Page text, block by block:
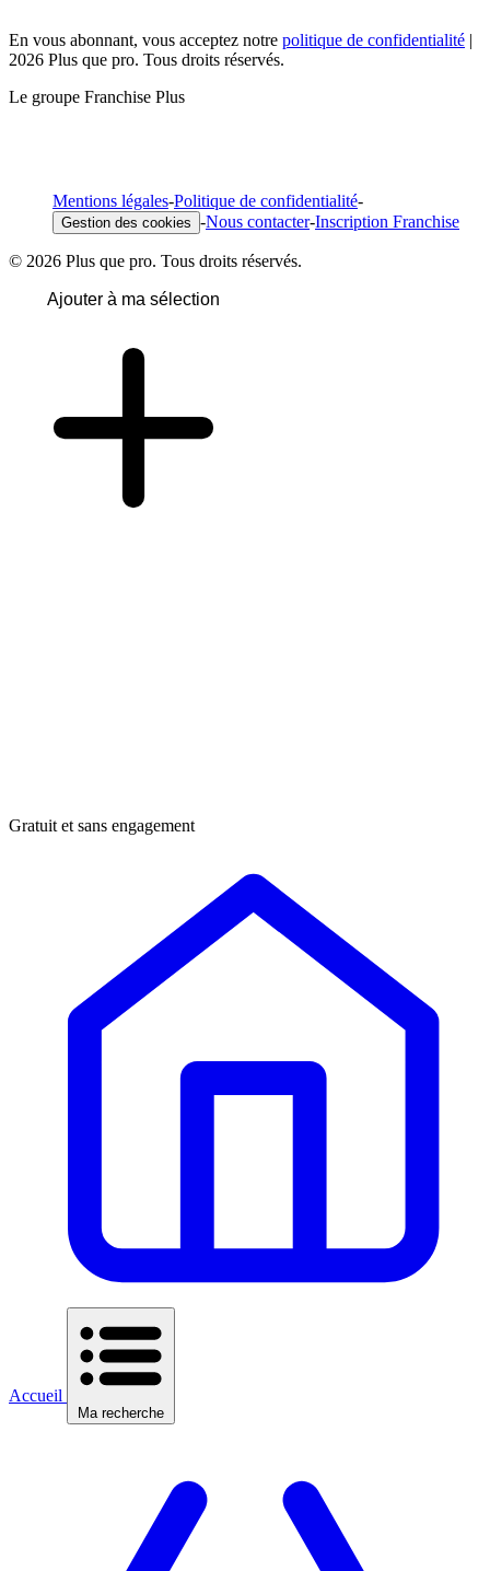
En vous abonnant, vous acceptez notre politique de confidentialité |
2026 Plus que pro. Tous droits réservés.
Le groupe Franchise Plus
Mentions légales-Politique de confidentialité-
Gestion des cookies -Nous contacter-Inscription Franchise
© 2026 Plus que pro. Tous droits réservés.
Ajouter à ma sélection
Gratuit et sans engagement
Accueil
Ma recherche